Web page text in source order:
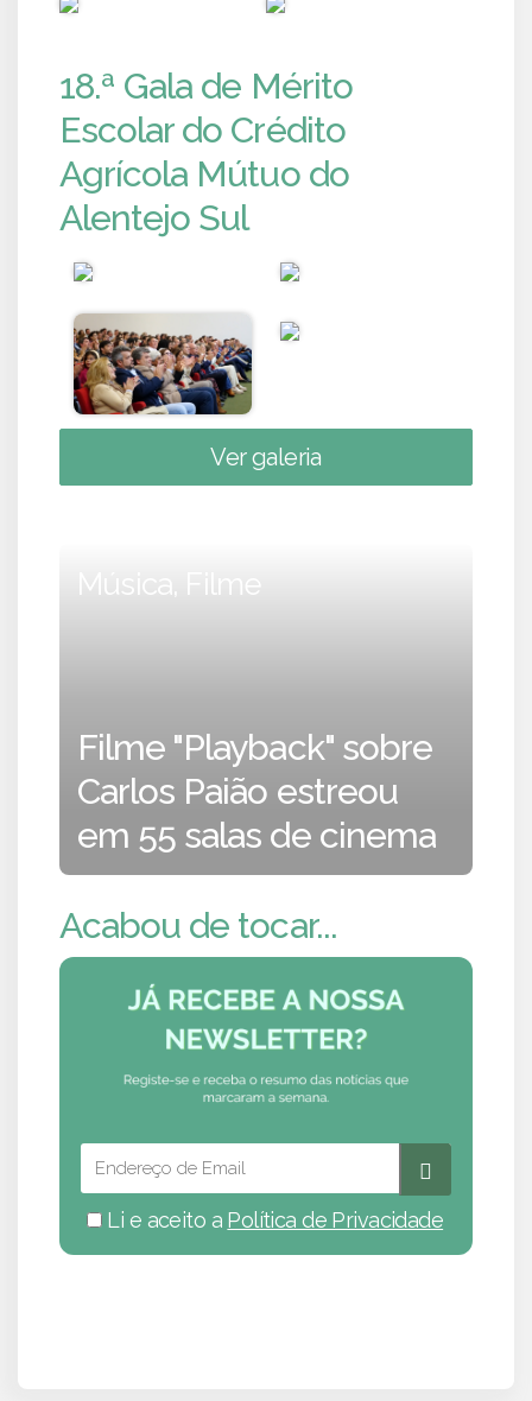
18.ª Gala de Mérito
Escolar do Crédito
Agrícola Mútuo do
Alentejo Sul
Ver galeria
Música, Filme
Filme "Playback" sobre
Carlos Paião estreou
em 55 salas de cinema
Acabou de tocar...
Li e aceito a Política de Privacidade